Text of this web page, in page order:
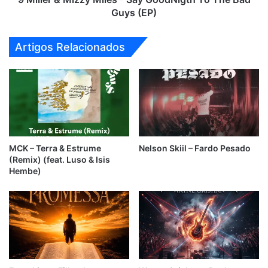
(EP)
Guys (EP)
Artigos Relacionados
MCK – Terra & Estrume
(Remix) (feat. Luso & Isis
Hembe)
Nelson Skiil – Fardo Pesado